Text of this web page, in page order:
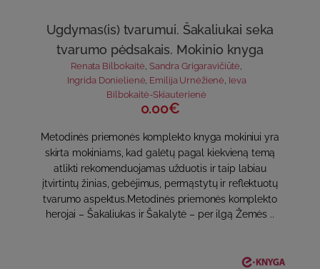
Ugdymas(is) tvarumui. Šakaliukai seka
tvarumo pėdsakais. Mokinio knyga
Renata Bilbokaitė, Sandra Grigaravičiūtė,
Ingrida Donielienė, Emilija Urnėžienė, Ieva
Bilbokaitė-Skiauterienė
0.00€
Metodinės priemonės komplekto knyga mokiniui yra
skirta mokiniams, kad galėtų pagal kiekvieną temą
atlikti rekomenduojamas užduotis ir taip labiau
įtvirtintų žinias, gebėjimus, permąstytų ir reflektuotų
tvarumo aspektus.Metodinės priemonės komplekto
herojai – Šakaliukas ir Šakalytė – per ilgą Žemės ..